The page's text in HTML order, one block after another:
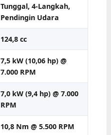
Tunggal, 4-Langkah,
Pendingin Udara
124,8 cc
7,5 kW (10,06 hp) @
7.000 RPM
7,0 kW (9,4 hp) @ 7.000
RPM
10,8 Nm @ 5.500 RPM